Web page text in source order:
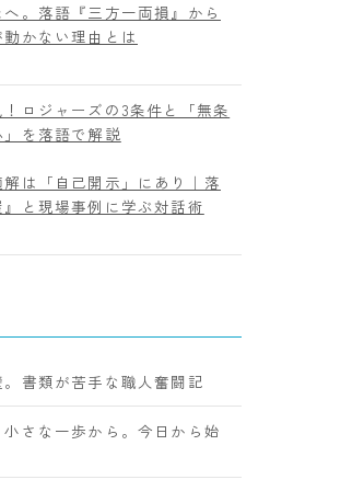
。落語『三方一両損』から
かない理由とは
ロジャーズの3条件と「無条
を落語で解説
は「自己開示」にあり｜落
と現場事例に学ぶ対話術
書類が苦手な職人奮闘記
さな一歩から。今日から始